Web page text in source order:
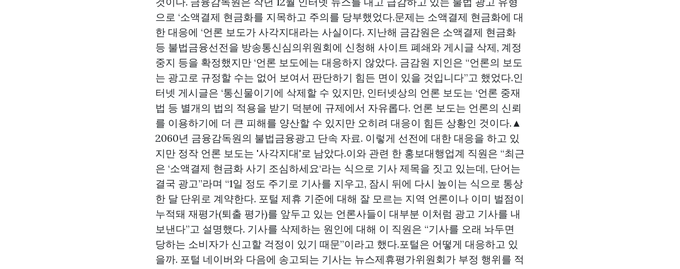
으로 ‘소액결제 현금화를 지목하고 주의를 당부했었다.문제는 소액결제 현금화에 대
한 대응에 ‘언론 보도가 사각지대라는 사실이다. 지난해 금감원은 소액결제 현금화
등 불법금융선전을 방송통신심의위원회에 신청해 사이트 폐쇄와 게시글 삭제, 계정
중지 등을 확정했지만 ‘언론 보도에는 대응하지 않았다. 금감원 지인은 “언론의 보도
는 광고로 규정할 수는 없어 보여서 판단하기 힘든 면이 있을 것입니다”고 했었다.인
터넷 게시글은 ‘통신물이기에 삭제할 수 있지만, 인터넷상의 언론 보도는 ‘언론 중재
법 등 별개의 법의 적용을 받기 덕분에 규제에서 자유롭다. 언론 보도는 언론의 신뢰
를 이용하기에 더 큰 피해를 양산할 수 있지만 오히려 대응이 힘든 상황인 것이다.▲
2060년 금융감독원의 불법금융광고 단속 자료. 이렇게 선전에 대한 대응을 하고 있
지만 정작 언론 보도는 '사각지대'로 남았다.이와 관련 한 홍보대행업계 직원은 “최근
은 ‘소액결제 현금화 사기 조심하세요‘라는 식으로 기사 제목을 짓고 있는데, 단어는
결국 광고”라며 “1일 정도 주기로 기사를 지우고, 잠시 뒤에 다시 높이는 식으로 통상
한 달 단위로 계약한다. 포털 제휴 기준에 대해 잘 모르는 지역 언론이나 이미 벌점이
누적돼 재평가(퇴출 평가)를 앞두고 있는 언론사들이 대부분 이처럼 광고 기사를 내
보낸다”고 설명했다. 기사를 삭제하는 원인에 대해 이 직원은 “기사를 오래 놔두면
당하는 소비자가 신고할 걱정이 있기 때문”이라고 했다.포털은 어떻게 대응하고 있
을까. 포털 네이버와 다음에 송고되는 기사는 뉴스제휴평가위원회가 부정 행위를 적